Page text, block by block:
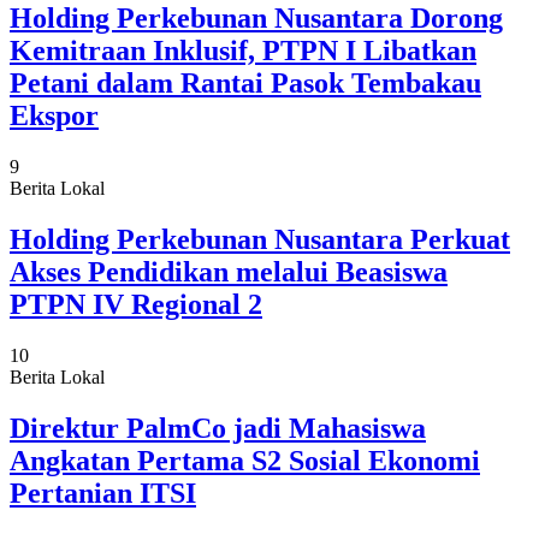
Holding Perkebunan Nusantara Dorong
Kemitraan Inklusif, PTPN I Libatkan
Petani dalam Rantai Pasok Tembakau
Ekspor
9
Berita Lokal
Holding Perkebunan Nusantara Perkuat
Akses Pendidikan melalui Beasiswa
PTPN IV Regional 2
10
Berita Lokal
Direktur PalmCo jadi Mahasiswa
Angkatan Pertama S2 Sosial Ekonomi
Pertanian ITSI